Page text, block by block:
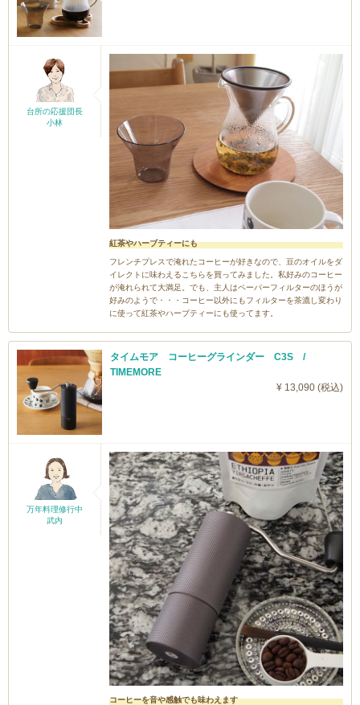
台所の応援団長
小林
紅茶やハーブティーにも
フレンチプレスで淹れたコーヒーが好きなので、豆のオイルをダ
イレクトに味わえるこちらを買ってみました。私好みのコーヒー
が淹れられて大満足。でも、主人はペーパーフィルターのほうが
好みのようで・・・コーヒー以外にもフィルターを茶漉し変わり
に使って紅茶やハーブティーにも使ってます。
タイムモア コーヒーグラインダー C3S /
TIMEMORE
¥ 13,090 (税込)
万年料理修行中
武内
コーヒーを音や感触でも味わえます